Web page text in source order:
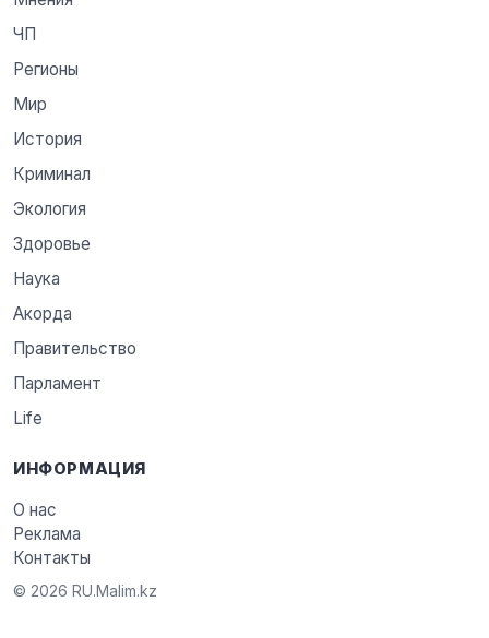
ЧП
Регионы
Мир
История
Криминал
Экология
Здоровье
Наука
Акорда
Правительство
Парламент
Life
ИНФОРМАЦИЯ
О нас
Реклама
Контакты
© 2026 RU.Malim.kz